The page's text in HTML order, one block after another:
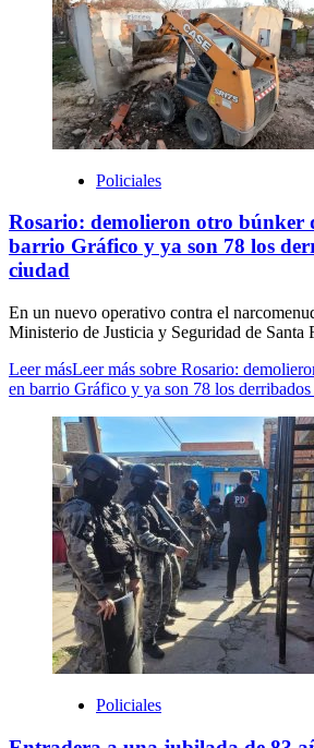
Policiales
Rosario: demolieron otro búnker
barrio Gráfico y ya son 78 los
ciudad
En un nuevo operativo contra el
Ministerio de Justicia y Seguridad de Santa
Leer másLeer más sobre Rosario:
en barrio Gráfico y ya son 78 los derribados
Policiales